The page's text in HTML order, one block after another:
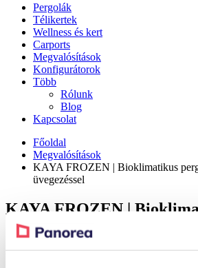
Pergolák
Télikertek
Wellness és kert
Carports
Megvalósítások
Konfigurátorok
Több
Rólunk
Blog
Kapcsolat
Főoldal
Megvalósítások
KAYA FROZEN | Bioklimatikus
üvegezéssel
KAYA FROZEN |
oldalsó toló üvegezéssel